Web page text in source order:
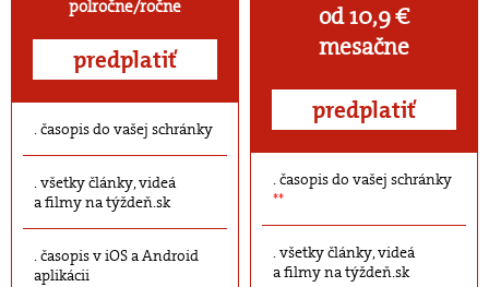
polročne/ročne
predplatiť
časopis do vašej schránky
všetky články, videá
a filmy na týždeň.sk
časopis v iOS a Android
aplikácii
od 10,9 €
mesačne
predplatiť
časopis do vašej schránky
**
všetky články, videá
a filmy na týždeň.sk